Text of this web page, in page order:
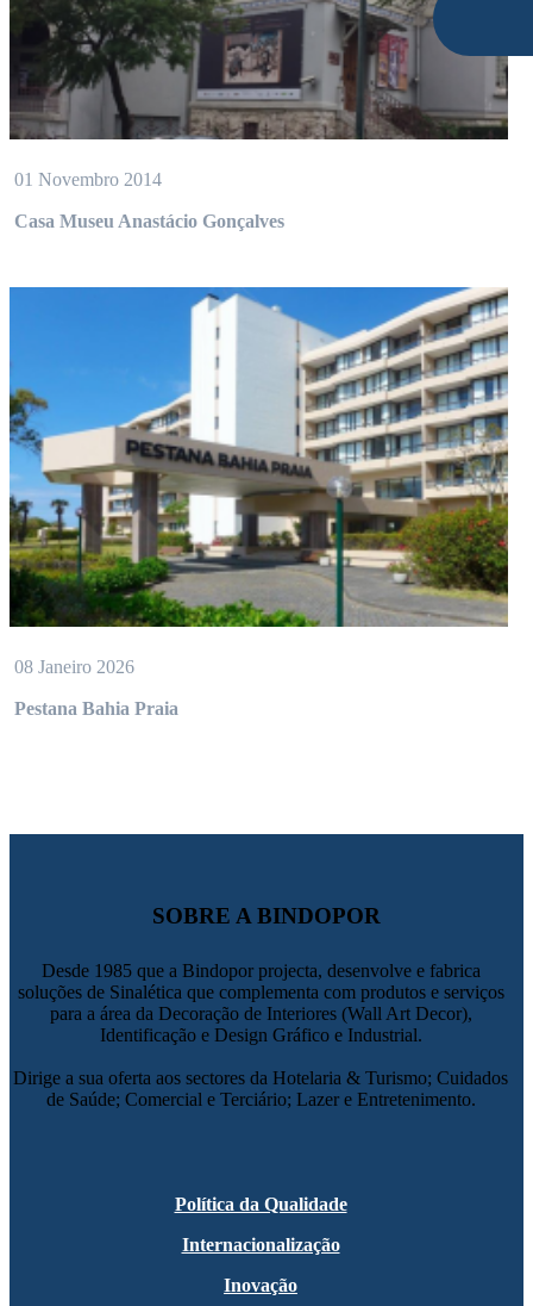
01 Novembro 2014
Casa Museu Anastácio Gonçalves
08 Janeiro 2026
Pestana Bahia Praia
SOBRE A BINDOPOR
Desde 1985 que a Bindopor projecta, desenvolve e fabrica
soluções de Sinalética que complementa com produtos e serviços
para a área da Decoração de Interiores (Wall Art Decor),
Identificação e Design Gráfico e Industrial.
Dirige a sua oferta aos sectores da Hotelaria & Turismo; Cuidados
de Saúde; Comercial e Terciário; Lazer e Entretenimento.
Política da Qualidade
Internacionalização
Inovação